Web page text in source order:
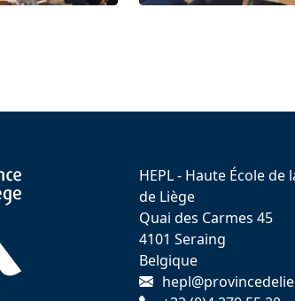
HEPL - Haute École de
de Liège
Quai des Carmes 45
4101 Seraing
Belgique